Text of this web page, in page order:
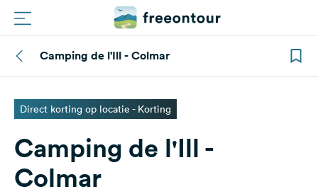
Routes
Campings
Magazine
Partners
Camping de l'Ill - Colmar
Direct korting op locatie - Korting
Camping de l'Ill -
Colmar